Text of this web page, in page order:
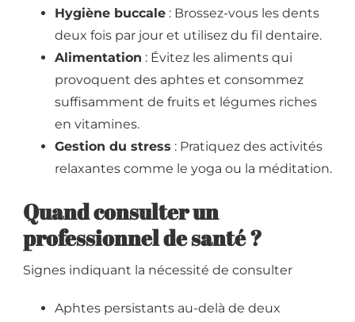
Hygiène buccale : Brossez-vous les dents
deux fois par jour et utilisez du fil dentaire.
Alimentation : Évitez les aliments qui
provoquent des aphtes et consommez
suffisamment de fruits et légumes riches
en vitamines.
Gestion du stress : Pratiquez des activités
relaxantes comme le yoga ou la méditation.
Quand consulter un
professionnel de santé ?
Signes indiquant la nécessité de consulter
Aphtes persistants au-delà de deux